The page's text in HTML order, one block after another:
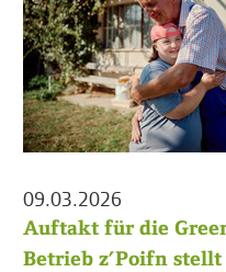
09.03.2026
Auftakt für die
Betrieb z’Poifn